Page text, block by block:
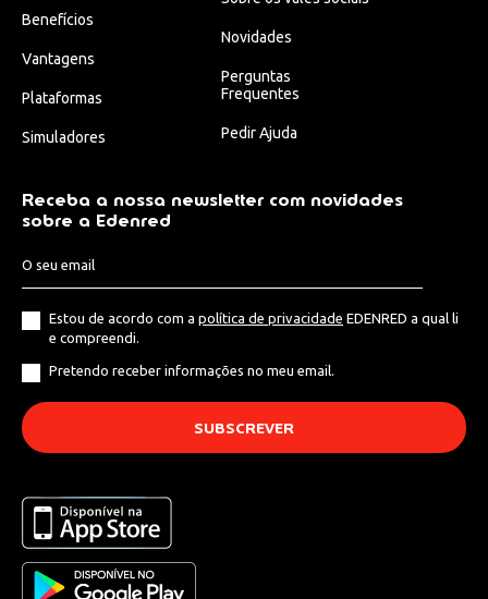
Benefícios
Vantagens
Plataformas
Simuladores
Novidades
Perguntas
Frequentes
Pedir Ajuda
Receba a nossa newsletter com novidades
sobre a Edenred
Estou de acordo com a política de privacidade EDENRED a qual li
e compreendi.
Pretendo receber informações no meu email.